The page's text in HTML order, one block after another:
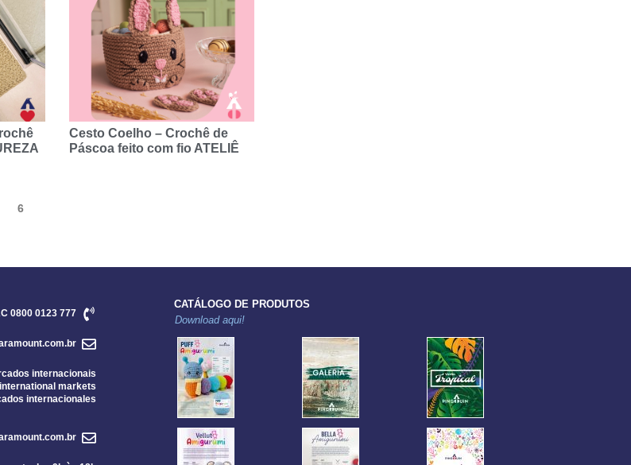
Cesto Coelho – Crochê de
Páscoa feito com fio ATELIÊ
6
0800 0123 777
internacionais
markets
internacionales
CATÁLOGO DE PRODUTOS
Download aqui!